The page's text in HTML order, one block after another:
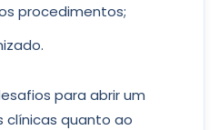
procedimentos;
para abrir um
clínicas quanto ao